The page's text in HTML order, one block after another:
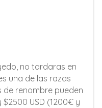
no tardaras en
una de las razas
de renombre pueden
USD (1200€ y